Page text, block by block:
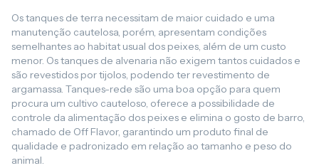
Os tanques de terra necessitam de maior cuidado e uma
manutenção cautelosa, porém, apresentam condições
semelhantes ao habitat usual dos peixes, além de um custo
menor. Os tanques de alvenaria não exigem tantos cuidados e
são revestidos por tijolos, podendo ter revestimento de
argamassa. Tanques-rede são uma boa opção para quem
procura um cultivo cauteloso, oferece a possibilidade de
controle da alimentação dos peixes e elimina o gosto de barro,
chamado de Off Flavor, garantindo um produto final de
qualidade e padronizado em relação ao tamanho e peso do
animal.